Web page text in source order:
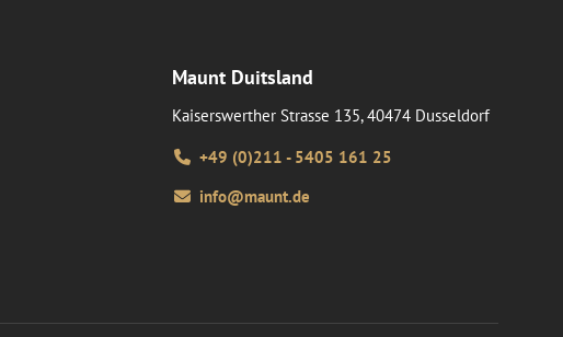
Maunt Duitsland
Kaiserswerther Strasse 135, 40474 Dusseldorf
+49 (0)211 - 5405 161 25
info@maunt.de